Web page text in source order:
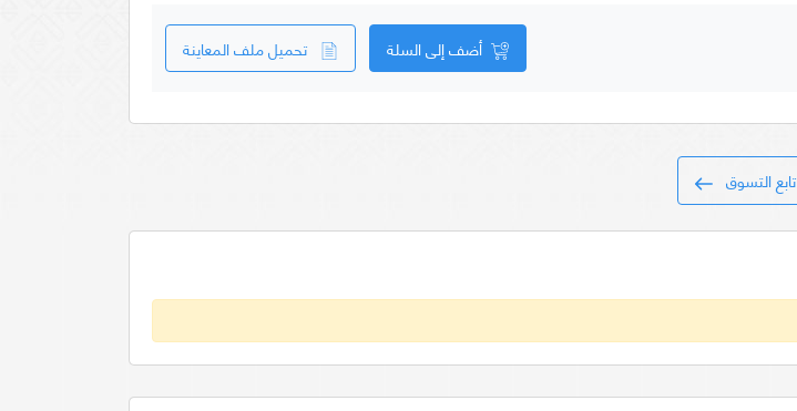
أضف إلى السلة تحميل ملف المعاينة
تابع التسوق